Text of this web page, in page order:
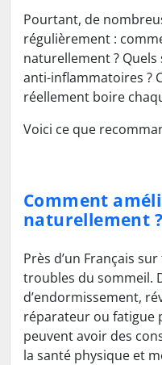
Pourtant, de
régulièrement :
naturellement ?
anti-inflammatoires ?
réellement boire
Voici ce que
Comment
naturellement ?
Près d’un Français
troubles du sommeil.
d’endormissement,
réparateur ou fatigue
peuvent avoir des
la santé physique et